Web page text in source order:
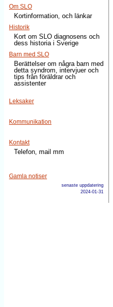
Om SLO
Kortinformation, och länkar
Historik
Kort om SLO diagnosens och
dess historia i Sverige
Barn med SLO
Berättelser om några barn med
detta syndrom, intervjuer och
tips från föräldrar och
assistenter
Leksaker
Kommunikation
Kontakt
Telefon, mail mm
Gamla notiser
senaste uppdatering
2024-01-31